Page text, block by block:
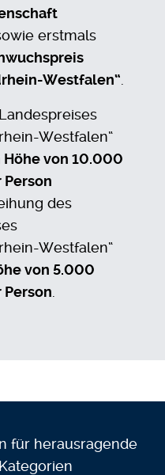
erstmals
Westfalen“
Westfalen“
Höhe von 10.000
des
Westfalen“
von 5.000
für herausragende